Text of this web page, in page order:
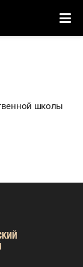
школы